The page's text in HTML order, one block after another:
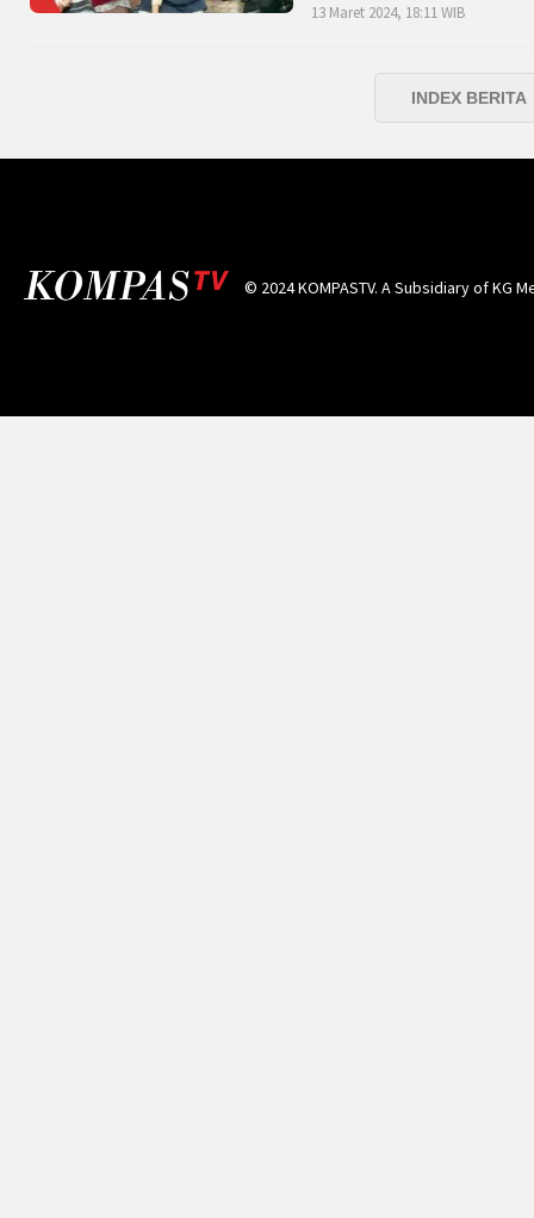
13 Maret 2024, 18:11 WIB
INDEX BERITA
© 2024 KOMPASTV. A Subsidiary ofKG